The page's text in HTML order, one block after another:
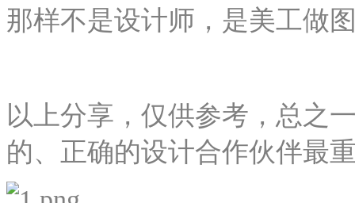
那样不是设计师，是美工做
以上分享，仅供参考，总之
的、正确的设计合作伙伴最